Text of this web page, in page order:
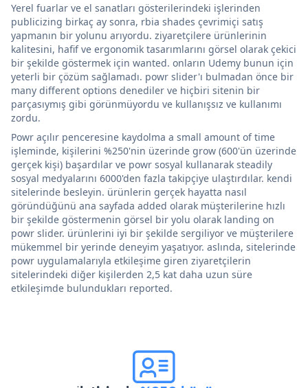
Yerel fuarlar ve el sanatları gösterilerindeki işlerinden
publicizing birkaç ay sonra, rbia shades çevrimiçi satış
yapmanın bir yolunu arıyordu. ziyaretçilere ürünlerinin
kalitesini, hafif ve ergonomik tasarımlarını görsel olarak çekici
bir şekilde göstermek için wanted. onların Udemy bunun için
yeterli bir çözüm sağlamadı. powr slider'ı bulmadan önce bir
many different options denediler ve hiçbiri sitenin bir
parçasıymış gibi görünmüyordu ve kullanışsız ve kullanımı
zordu.
Powr açılır penceresine kaydolma a small amount of time
işleminde, kişilerini %250'nin üzerinde grow (600'ün üzerinde
gerçek kişi) başardılar ve powr sosyal kullanarak steadily
sosyal medyalarını 6000'den fazla takipçiye ulaştırdılar. kendi
sitelerinde besleyin. ürünlerin gerçek hayatta nasıl
göründüğünü ana sayfada added olarak müşterilerine hızlı
bir şekilde göstermenin görsel bir yolu olarak landing on
powr slider. ürünlerini iyi bir şekilde sergiliyor ve müşterilere
mükemmel bir yerinde deneyim yaşatıyor. aslında, sitelerinde
powr uygulamalarıyla etkileşime giren ziyaretçilerin
sitelerindeki diğer kişilerden 2,5 kat daha uzun süre
etkileşimde bulundukları reported.